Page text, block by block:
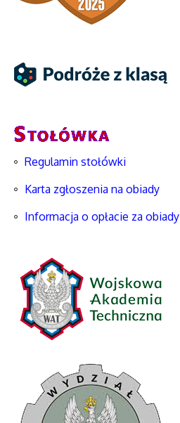
Regulamin stołówki
Karta zgłoszenia na obiady
Informacja o opłacie za obiady